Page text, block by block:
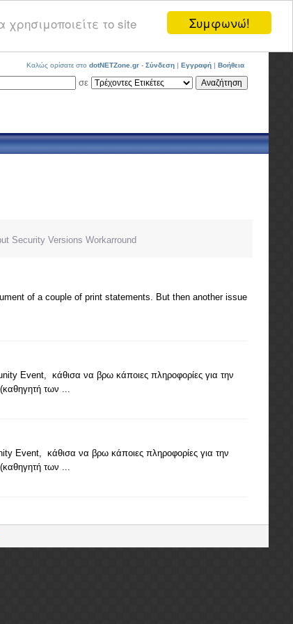
Συμφωνώ!
το site
Καλώς ορίσατε στο dotNETZone.gr - Σύνδεση | Εγγραφή | Βοήθεια
σε
Security Versions Workarround
of a couple of print statements. But then another issue
Event, κάθισα να βρω κάποιες πληροφορίες για την
των ...
Event, κάθισα να βρω κάποιες πληροφορίες για την
των ...